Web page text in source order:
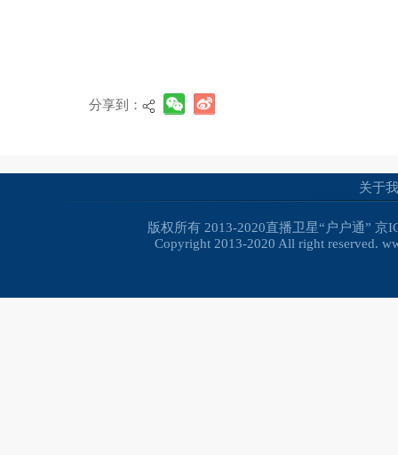
分享到：
关于
版权所有 2013-2020直播卫星“户户通” 京
Copyright 2013-2020 All right reserved.